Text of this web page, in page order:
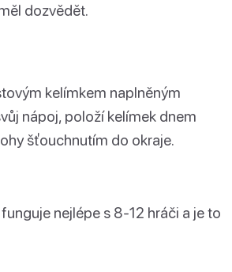
dozvědět.
kelímkem naplněným
nápoj, položí kelímek dnem
šťouchnutím do okraje.
nejlépe s 8-12 hráči a je to